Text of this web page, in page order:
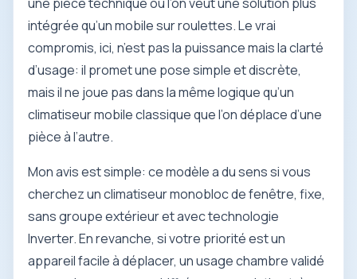
intégrée qu’un mobile sur roulettes. Le vrai
compromis, ici, n’est pas la puissance mais la clarté
d’usage: il promet une pose simple et discrète,
mais il ne joue pas dans la même logique qu’un
climatiseur mobile classique que l’on déplace d’une
pièce à l’autre.
Mon avis est simple: ce modèle a du sens si vous
cherchez un climatiseur monobloc de fenêtre, fixe,
sans groupe extérieur et avec technologie
Inverter. En revanche, si votre priorité est un
appareil facile à déplacer, un usage chambre validé